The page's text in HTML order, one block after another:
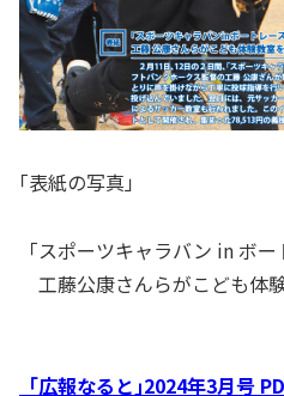
｢表紙の写真」
「スポーツキャラバン in ボー
工藤公康さんらがこども体
「広報なると｣2024年3月号